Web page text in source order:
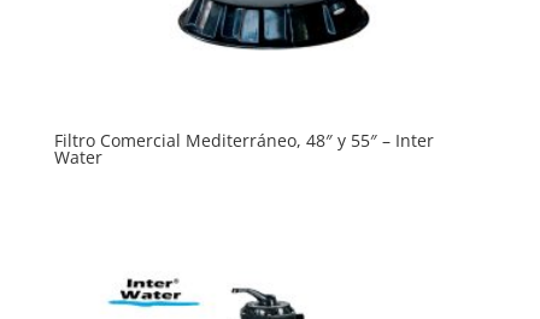
Filtro Comercial Mediterráneo, 48″ y 55″ – Inter
Water